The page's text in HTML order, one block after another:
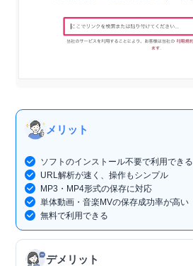
メリット
ソフトのインストール不要で利用できる
URL解析が速く、操作もシンプル
MP3・MP4形式の保存に対応
単体動画・音楽MVの保存成功率が高い
無料で利用できる
デメリット